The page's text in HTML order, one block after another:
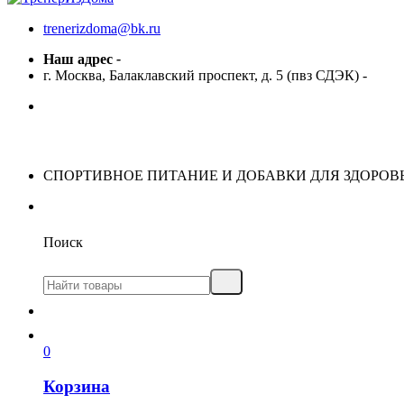
trenerizdoma@bk.ru
Наш адрес -
г. Москва, Балаклавский проспект, д. 5 (пвз СДЭК) -
СПОРТИВНОЕ ПИТАНИЕ И ДОБАВКИ ДЛЯ
Поиск
0
Корзина